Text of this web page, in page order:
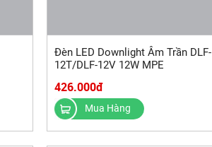
Đèn LED Downlight Âm Trần DLF-
12T/DLF-12V 12W MPE
426.000đ
Mua Hàng